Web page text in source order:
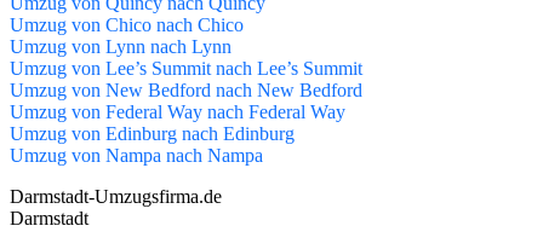
Umzug von Chico nach Chico
Umzug von Lynn nach Lynn
Umzug von Lee’s Summit nach Lee’s Summit
Umzug von New Bedford nach New Bedford
Umzug von Federal Way nach Federal Way
Umzug von Edinburg nach Edinburg
Umzug von Nampa nach Nampa
Darmstadt-Umzugsfirma.de
Darmstadt